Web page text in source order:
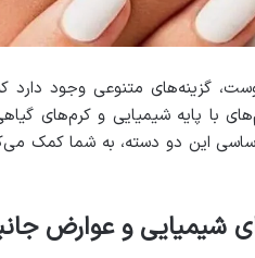
گزینه‌های متنوعی وجود
با پایه شیمیایی و کرم‌های
این دو دسته، به شما کمک
شیمیایی و عوارض